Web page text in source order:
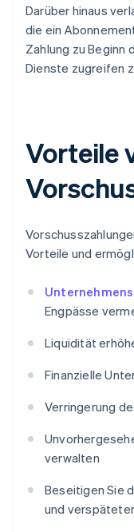
Darüber hinaus
die ein
Zahlung zu Beginn
Dienste zugreifen
Vorteile
Vorteile und
Engpässe
Liquidität
Finanzielle
Verringerung
verwalten
Beseitigen Sie
und